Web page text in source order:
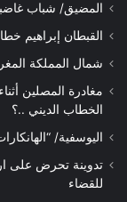
المضيق/ شباب
القبطان إبراهيم
شمال المملكة
مغادرة المصلين
الخطاب الديني ..؟
اليوسفية/
تدوينة تحرض على
للقضاء